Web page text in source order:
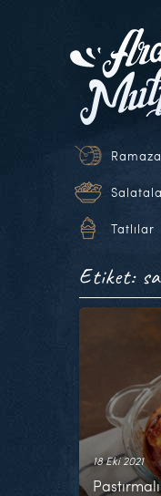
Tatlılar
Etiket:
18 Eki 2021